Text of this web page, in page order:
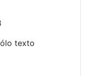
texto